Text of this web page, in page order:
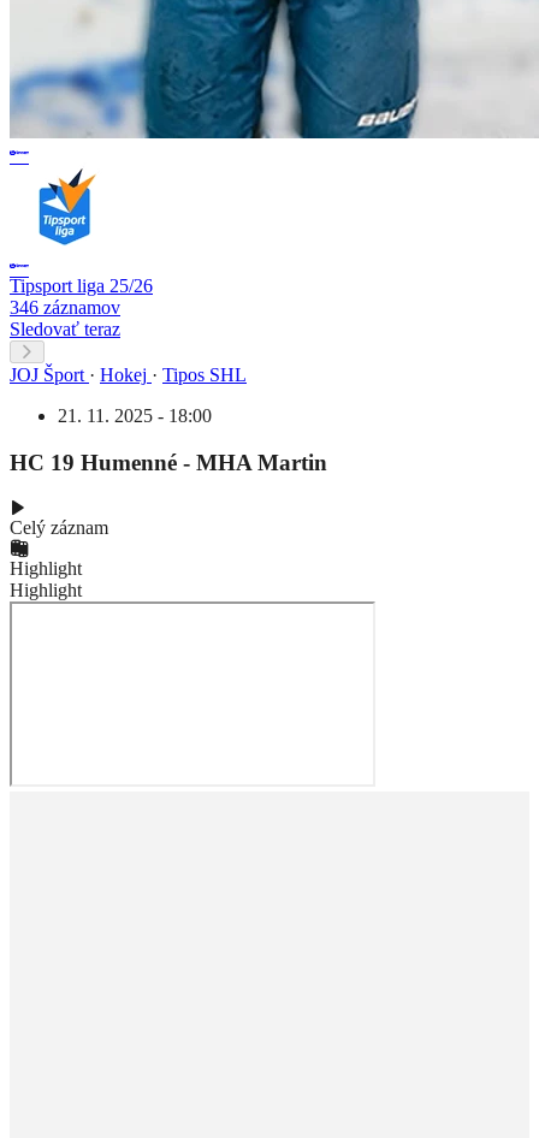
Tipsport liga 25/26
346 záznamov
Sledovať teraz
JOJ Šport · Hokej · Tipos SHL
21. 11. 2025 - 18:00
HC 19 Humenné - MHA Martin
Celý záznam
Highlight
Highlight